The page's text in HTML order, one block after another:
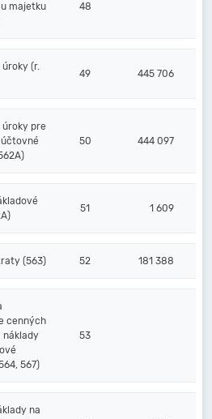
majetku
48
úroky (r.
49 445 706
úroky pre
50 444 097
51 1 609
(563) 52 181 388
cenných
náklady
567)
53
na